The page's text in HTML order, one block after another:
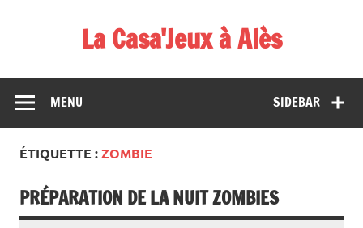
La Casa'Jeux à Alès
démos et de tournois
SIDEBAR
MENU
ÉTIQUETTE :ZOMBIE
PRÉPARATION DE LA NUIT ZOMBIES